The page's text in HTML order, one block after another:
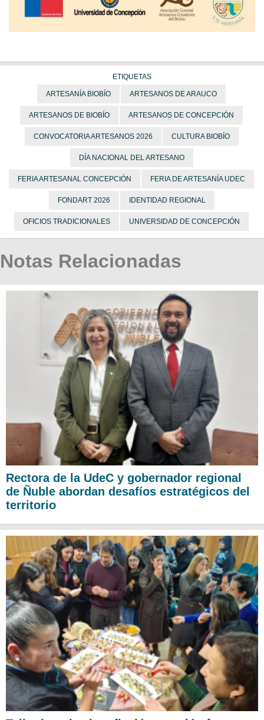
ETIQUETAS
ARTESANÍA BIOBÍO ARTESANOS DE ARAUCO
ARTESANOS DE BIOBÍO ARTESANOS DE CONCEPCIÓN
CONVOCATORIA ARTESANOS 2026 CULTURA BIOBÍO
DÍA NACIONAL DEL ARTESANO
FERIA ARTESANAL CONCEPCIÓN FERIA DE ARTESANÍA UDEC
FONDART 2026 IDENTIDAD REGIONAL
OFICIOS TRADICIONALES UNIVERSIDAD DE CONCEPCIÓN
Notas Relacionadas
Rectora de la UdeC y gobernador regional
de Ñuble abordan desafíos estratégicos del
territorio